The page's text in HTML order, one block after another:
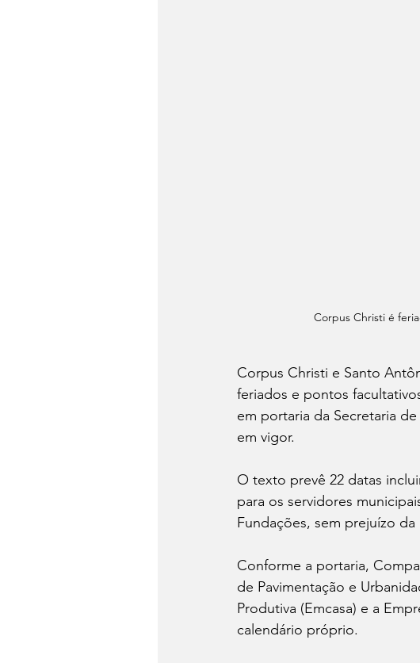
Corpus Christi é
Corpus Christi e Santo
feriados e pontos
em portaria da Secretaria
em vigor.
O texto prevê 22 datas
para os servidores
Fundações, sem prejuízo
Conforme a portaria,
de Pavimentação e
Produtiva (Emcasa) e a
calendário próprio.